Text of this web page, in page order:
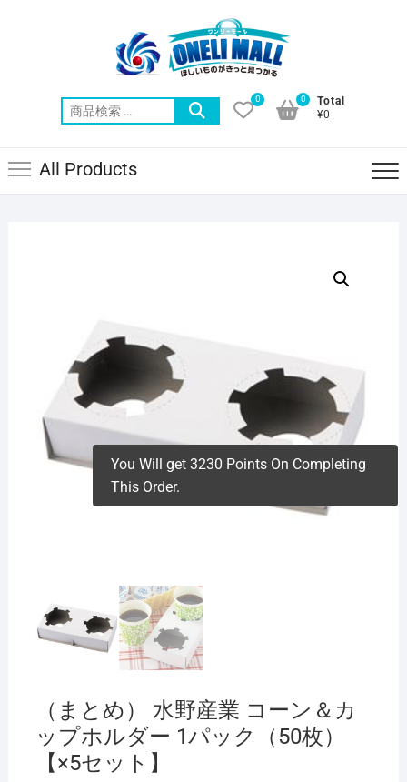
索
0
Total
¥0
0
All Products
（まとめ） 水野産業 コーン＆カ
ップホルダー 1パック（50枚）
【×5セット】
You Will get 3230 Points On Completing
This Order.